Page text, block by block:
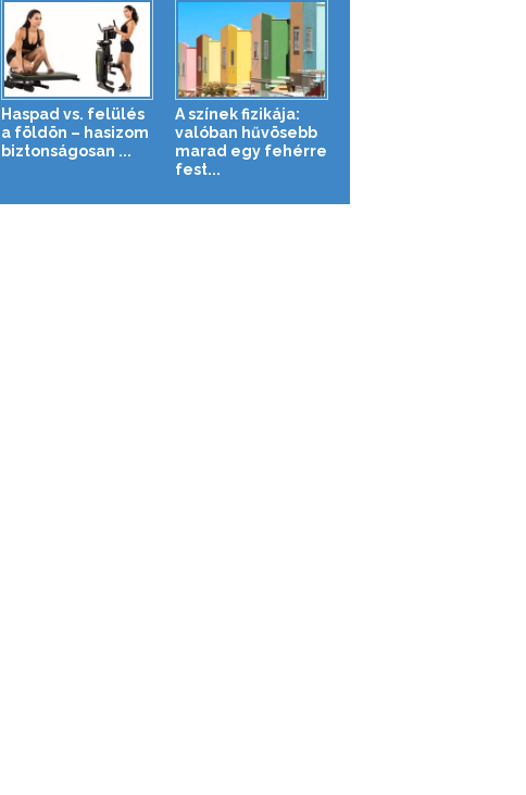
Haspad vs. felülés
a földön – hasizom
biztonságosan ...
A színek fizikája:
valóban hűvösebb
marad egy fehérre
fest...